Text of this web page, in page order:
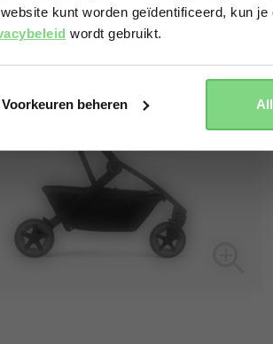
kunt worden geïdentificeerd, kun
wordt gebruikt.
Voorkeuren beheren
No, stay here
there